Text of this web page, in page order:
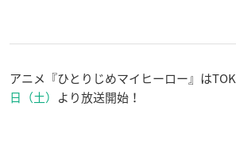
アニメ『ひとりじめマイヒーロー』は
日（土） より放送開始！